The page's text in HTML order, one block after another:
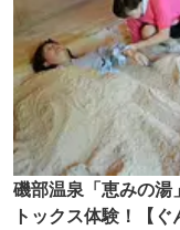
磯部温泉「恵みの湯
トックス体験！【ぐ